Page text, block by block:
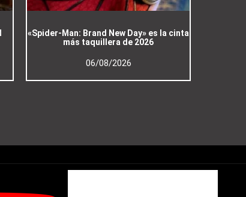
«Spider-Man: Brand New Day» es la cinta
más taquillera de 2026
06/08/2026